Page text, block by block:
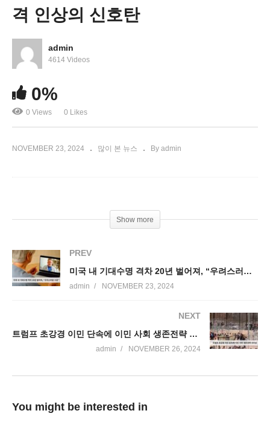
비용 절감’
격 인상의 신호탄
admin
4614 Videos
0%
0 Views 0 Likes
NOVEMBER 23, 2024 많이 본 뉴스 By admin
Show more
PREV
미국 내 기대수명 격차 20년 벌어져, “우려스러운 수준”
admin NOVEMBER 23, 2024
NEXT
트럼프 초강경 이민 단속에 이민 사회 생존전략 초비상
admin NOVEMBER 26, 2024
You might be interested in